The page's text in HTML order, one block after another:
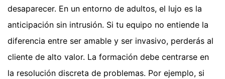
desaparecer. En un entorno de adultos, el lujo es la
anticipación sin intrusión. Si tu equipo no entiende la
diferencia entre ser amable y ser invasivo, perderás al
cliente de alto valor. La formación debe centrarse en
la resolución discreta de problemas. Por ejemplo, si